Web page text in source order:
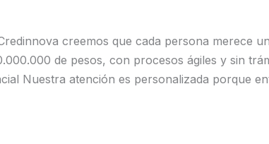
creemos que cada persona merece
de pesos, con procesos ágiles y sin
Nuestra atención es personalizada porque